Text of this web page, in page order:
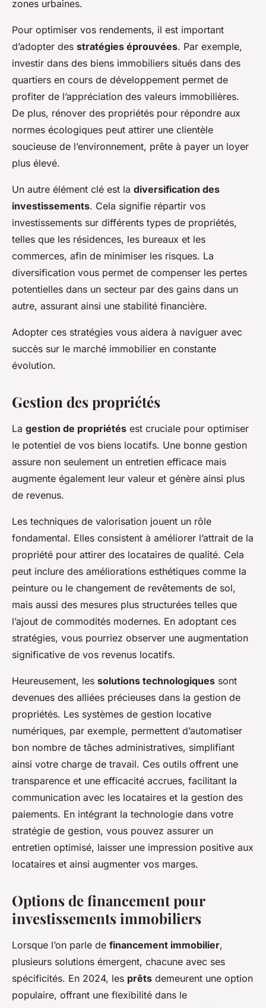
zones urbaines.
Pour optimiser vos rendements, il est important
d’adopter des stratégies éprouvées. Par exemple,
investir dans des biens immobiliers situés dans des
quartiers en cours de développement permet de
profiter de l’appréciation des valeurs immobilières.
De plus, rénover des propriétés pour répondre aux
normes écologiques peut attirer une clientèle
soucieuse de l’environnement, prête à payer un loyer
plus élevé.
Un autre élément clé est la diversification des
investissements. Cela signifie répartir vos
investissements sur différents types de propriétés,
telles que les résidences, les bureaux et les
commerces, afin de minimiser les risques. La
diversification vous permet de compenser les pertes
potentielles dans un secteur par des gains dans un
autre, assurant ainsi une stabilité financière.
Adopter ces stratégies vous aidera à naviguer avec
succès sur le marché immobilier en constante
évolution.
Gestion des propriétés
La gestion de propriétés est cruciale pour optimiser
le potentiel de vos biens locatifs. Une bonne gestion
assure non seulement un entretien efficace mais
augmente également leur valeur et génère ainsi plus
de revenus.
Les techniques de valorisation jouent un rôle
fondamental. Elles consistent à améliorer l’attrait de la
propriété pour attirer des locataires de qualité. Cela
peut inclure des améliorations esthétiques comme la
peinture ou le changement de revêtements de sol,
mais aussi des mesures plus structurées telles que
l’ajout de commodités modernes. En adoptant ces
stratégies, vous pourriez observer une augmentation
significative de vos revenus locatifs.
Heureusement, les solutions technologiques sont
devenues des alliées précieuses dans la gestion de
propriétés. Les systèmes de gestion locative
numériques, par exemple, permettent d’automatiser
bon nombre de tâches administratives, simplifiant
ainsi votre charge de travail. Ces outils offrent une
transparence et une efficacité accrues, facilitant la
communication avec les locataires et la gestion des
paiements. En intégrant la technologie dans votre
stratégie de gestion, vous pouvez assurer un
entretien optimisé, laisser une impression positive aux
locataires et ainsi augmenter vos marges.
Options de financement pour
investissements immobiliers
Lorsque l’on parle de financement immobilier,
plusieurs solutions émergent, chacune avec ses
spécificités. En 2024, les prêts demeurent une option
populaire, offrant une flexibilité dans le